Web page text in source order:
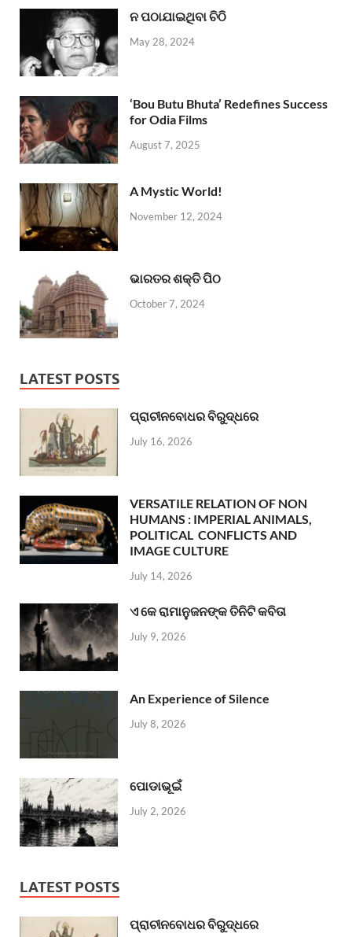
ନ ପଠାଯାଇଥିବା ଚିଠି
May 28, 2024
‘Bou Butu Bhuta’ Redefines Success
for Odia Films
August 7, 2025
A Mystic World!
November 12, 2024
ଭାରତର ଶକ୍ତି ପିଠ
October 7, 2024
LATEST POSTS
ପ୍ରାଚୀନବୋଧର ବିରୁଦ୍ଧରେ
July 16, 2026
VERSATILE RELATION OF NON
HUMANS : IMPERIAL ANIMALS,
POLITICAL CONFLICTS AND
IMAGE CULTURE
July 14, 2026
ଏ କେ ରାମାନୁଜନଙ୍କ ତିନିଟି କବିତା
July 9, 2026
An Experience of Silence
July 8, 2026
ପୋଡାଭୂଇଁ
July 2, 2026
LATEST POSTS
ପ୍ରାଚୀନବୋଧର ବିରୁଦ୍ଧରେ